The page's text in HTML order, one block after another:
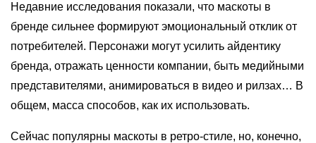
Недавние исследования показали, что маскоты в
бренде сильнее формируют эмоциональный отклик от
потребителей. Персонажи могут усилить айдентику
бренда, отражать ценности компании, быть медийными
представителями, анимироваться в видео и рилзах… В
общем, масса способов, как их использовать.
Сейчас популярны маскоты в ретро-стиле, но, конечно,